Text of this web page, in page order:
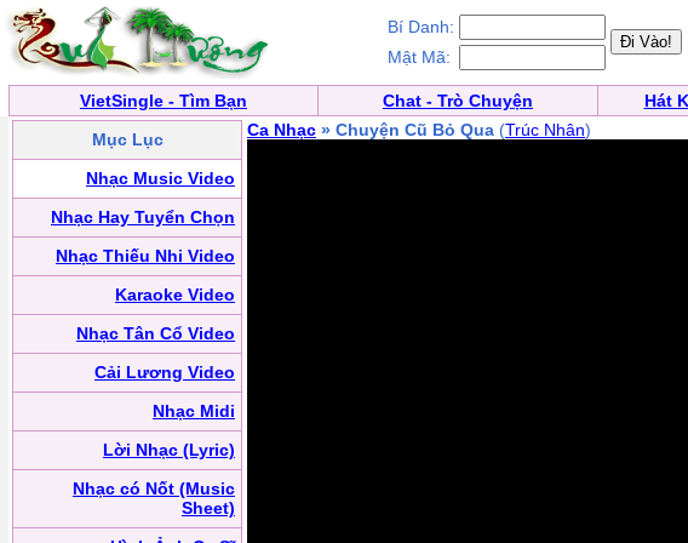
Bí Danh:
Mật Mã:
VietSingle - Tìm Bạn Chat - Trò Chuyện Hát
Mục Lục
Nhạc Music Video
Nhạc Hay Tuyển Chọn
Nhạc Thiếu Nhi Video
Karaoke Video
Nhạc Tân Cổ Video
Cải Lương Video
Nhạc Midi
Lời Nhạc (Lyric)
Nhạc có Nốt (Music
Sheet)
Ca Nhạc » Chuyện Cũ Bỏ Qua (Trúc Nhân)